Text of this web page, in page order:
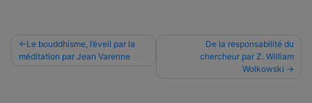
Navigation
de
Le bouddhisme, l’éveil par la
méditation par Jean Varenne
De la responsabilité du
chercheur par Z. William
Wolkowski